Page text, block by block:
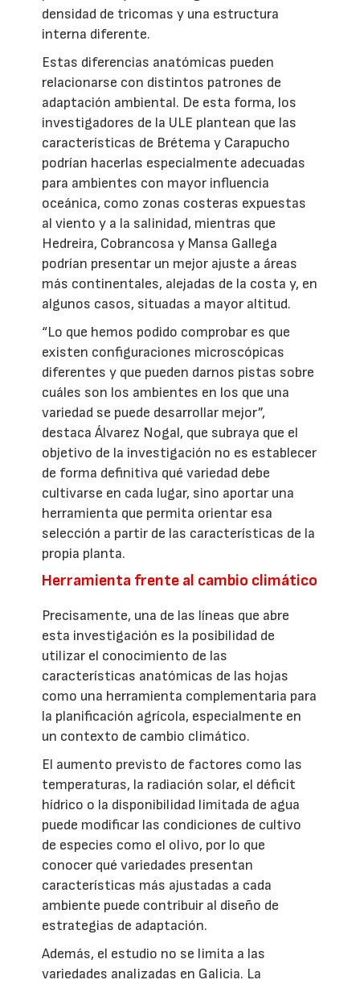
densidad de tricomas y una estructura
interna diferente.
Estas diferencias anatómicas pueden
relacionarse con distintos patrones de
adaptación ambiental. De esta forma, los
investigadores de la ULE plantean que las
características de Brétema y Carapucho
podrían hacerlas especialmente adecuadas
para ambientes con mayor influencia
oceánica, como zonas costeras expuestas
al viento y a la salinidad, mientras que
Hedreira, Cobrancosa y Mansa Gallega
podrían presentar un mejor ajuste a áreas
más continentales, alejadas de la costa y, en
algunos casos, situadas a mayor altitud.
“Lo que hemos podido comprobar es que
existen configuraciones microscópicas
diferentes y que pueden darnos pistas sobre
cuáles son los ambientes en los que una
variedad se puede desarrollar mejor”,
destaca Álvarez Nogal, que subraya que el
objetivo de la investigación no es establecer
de forma definitiva qué variedad debe
cultivarse en cada lugar, sino aportar una
herramienta que permita orientar esa
selección a partir de las características de la
propia planta.
Herramienta frente al cambio climático
Precisamente, una de las líneas que abre
esta investigación es la posibilidad de
utilizar el conocimiento de las
características anatómicas de las hojas
como una herramienta complementaria para
la planificación agrícola, especialmente en
un contexto de cambio climático.
El aumento previsto de factores como las
temperaturas, la radiación solar, el déficit
hídrico o la disponibilidad limitada de agua
puede modificar las condiciones de cultivo
de especies como el olivo, por lo que
conocer qué variedades presentan
características más ajustadas a cada
ambiente puede contribuir al diseño de
estrategias de adaptación.
Además, el estudio no se limita a las
variedades analizadas en Galicia. La